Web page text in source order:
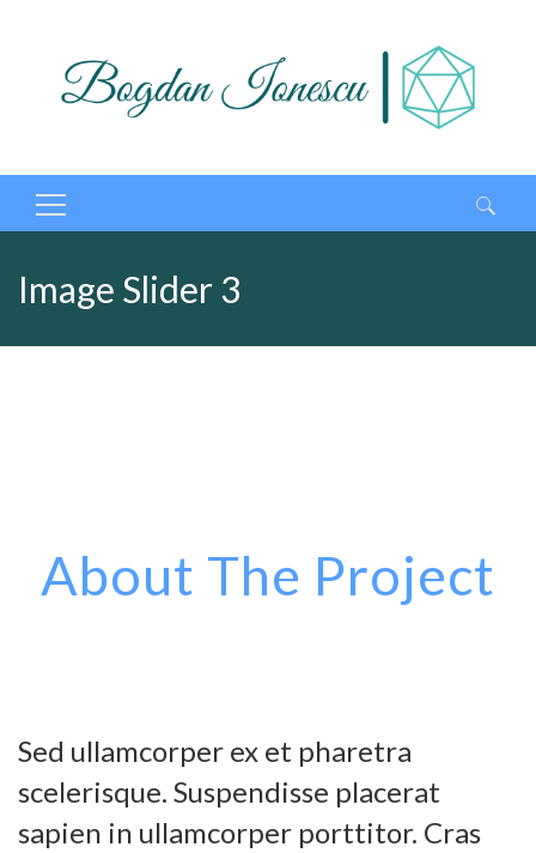
Caută
după:
Image Slider 3
About The Project
Sed ullamcorper ex et pharetra
scelerisque. Suspendisse placerat
sapien in ullamcorper porttitor. Cras